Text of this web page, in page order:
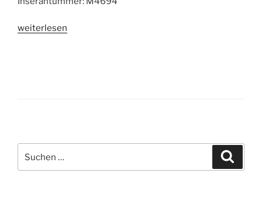
„Laserschneidanlage
weiterlesen
nach: